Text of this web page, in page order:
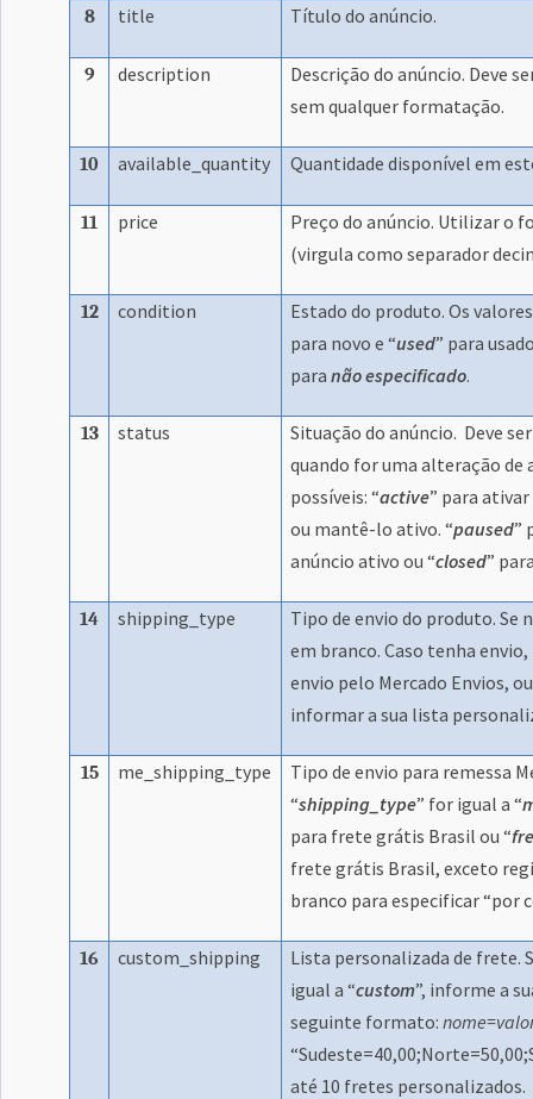
8 title Título do anúncio.
9 description
Descrição do anúncio. Deve
sem qualquer formatação.
10 available_quantity Quantidade disponível em
11 price
Preço do anúncio. Utilizar o
(virgula como separador
12 condition
Estado do produto. Os
para novo e “used” para
paranão especificado.
13 status
Situação do anúncio. Deve
quando for uma alteração de
possíveis: “active” para
ou mantê-lo ativo. “paused”
anúncio ativo ou “closed”
14 shipping_type
Tipo de envio do produto. Se
em branco. Caso tenha
envio pelo Mercado Envios,
informar a sua lista
15 me_shipping_type
Tipo de envio para remessa
“shipping_type” for igual a “
para frete grátis Brasil ou “
frete grátis Brasil, exceto
branco para especificar “por
16 custom_shipping
Lista personalizada de frete.
igual a “custom”, informe a
seguinte formato:
até 10 fretes personalizados.